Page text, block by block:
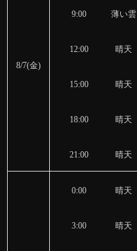
8/7(金)
9:00 薄い雲
12:00 晴天
15:00 晴天
18:00 晴天
21:00 晴天
0:00 晴天
3:00 晴天